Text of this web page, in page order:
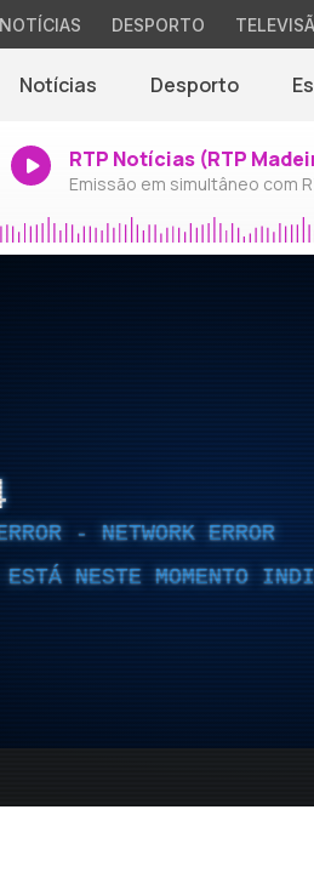
NOTÍCIAS DESPORTO
Notícias Desporto
RTP Notícias (RTP
Emissão em simultâneo com
- NETWORK ERROR
ESTÁ NESTE MOMENTO